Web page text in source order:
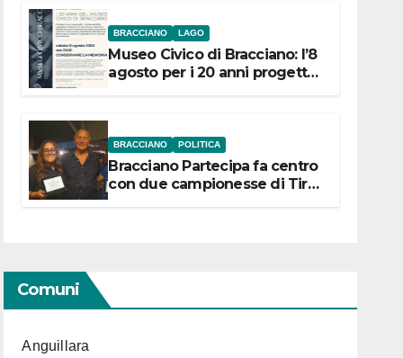
BRACCIANO LAGO
Museo Civico di Bracciano: l’8
agosto per i 20 anni progetto
BRACCIANO POLITICA
Bracciano Partecipa fa centro
con due campionesse di Tiro
Comuni
Anguillara